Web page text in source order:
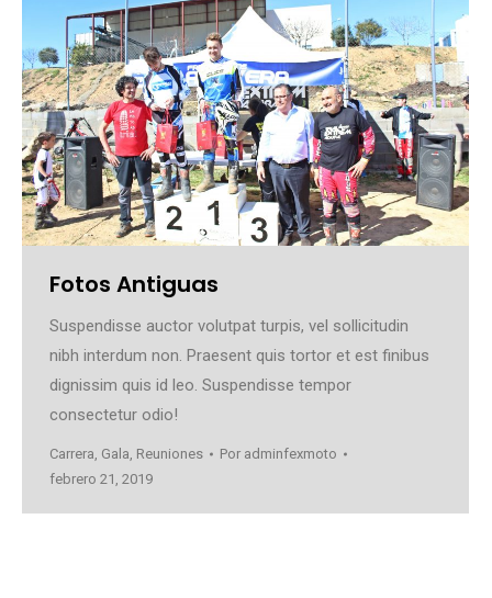
Fotos Antiguas
Suspendisse auctor volutpat turpis, vel sollicitudin
nibh interdum non. Praesent quis tortor et est finibus
dignissim quis id leo. Suspendisse tempor
consectetur odio!
Carrera, Gala, Reuniones Por adminfexmoto
febrero 21, 2019